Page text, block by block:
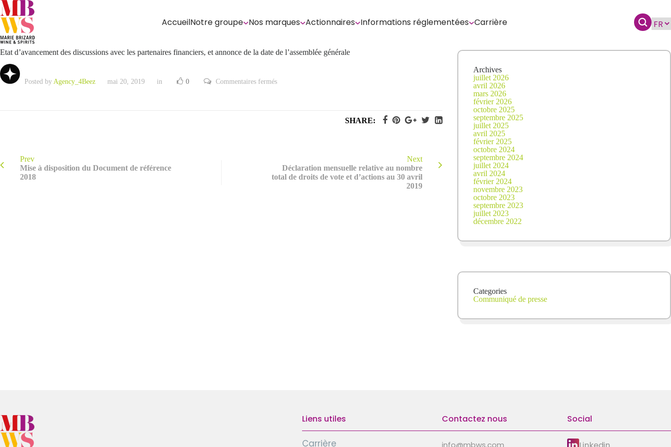
AccueilNotre groupe Nos marques Actionnaires Informations réglementées Carrière
Etat d’avancement des discussions avec les partenaires financiers, et annonce de la date de l’assemblée générale
Posted by Agency_4Beez mai 20, 2019 in 0 Commentaires ferméssur
date
de
SHARE:
Prev
Mise à disposition du Document de référence
2018
Next
Déclaration mensuelle relative au nombre
total de droits de vote et d’actions au 30 avril
2019
Archives
juillet 2026
avril 2026
mars 2026
février 2026
octobre 2025
septembre 2025
juillet 2025
avril 2025
février 2025
octobre 2024
septembre 2024
juillet 2024
avril 2024
février 2024
novembre 2023
octobre 2023
septembre 2023
juillet 2023
décembre 2022
Categories
Communiqué de presse
Liens utiles
Carrière
Contactez nous
info@mbws.com
Social